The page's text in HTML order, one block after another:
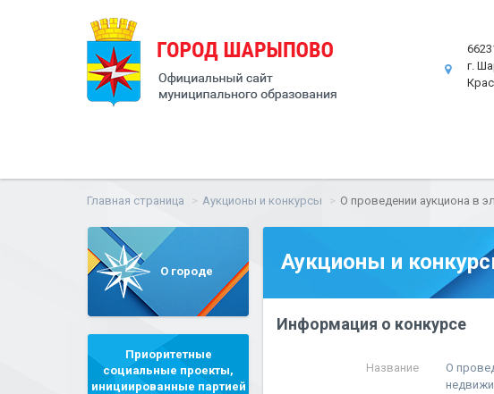
г.
Главная страница Аукционы и конкурсы О проведении аукциона в
О городе
Приоритетные
социальные проекты,
инициированные партией
Аукционы и
Информация о конкурсе
Название
О